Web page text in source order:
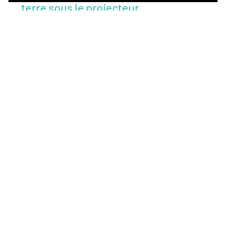
terre sous le projecteur.